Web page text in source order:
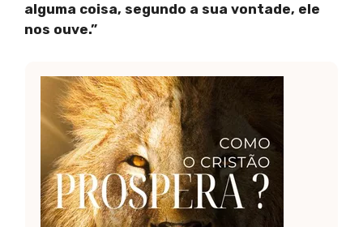
alguma coisa, segundo a sua vontade, ele
nos ouve.”